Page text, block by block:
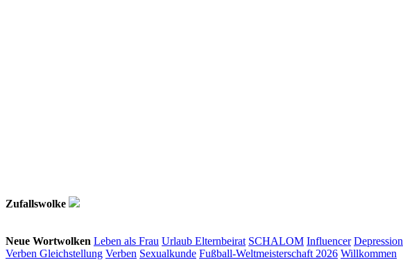
Zufallswolke
Neue Wortwolken Leben als Frau Urlaub Elternbeirat SCHALOM Influencer Depression
Verben Gleichstellung Verben Sexualkunde Fußball-Weltmeisterschaft 2026 Willkommen